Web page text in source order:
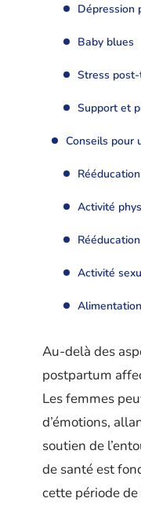
Dépression
Baby blues
Stress
Support et
Conseils pour
Activité
Activité
Au-delà des
postpartum
Les femmes
d’émotions,
soutien de
de santé est
cette période